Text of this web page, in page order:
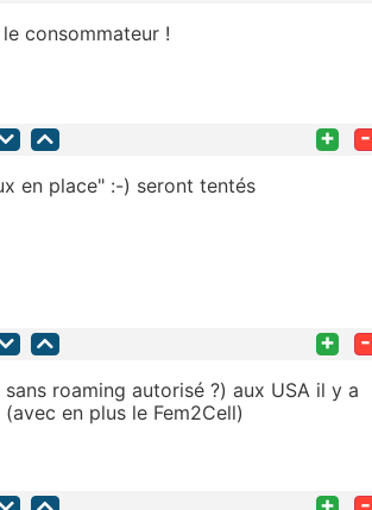
consommateur !
+ -
en place" :-) seront tentés
+ -
roaming autorisé ?) aux USA il y a
en plus le Fem2Cell)